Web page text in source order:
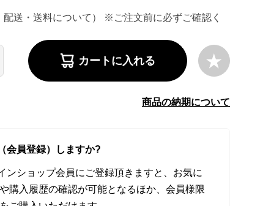
送・送料について） ※ご注文前に必ずご確認く
カートに入れる
商品の納期について
会員登録）しますか?
ンショップ会員にご登録頂きますと、お気に
購入履歴の確認が可能となるほか、会員様限